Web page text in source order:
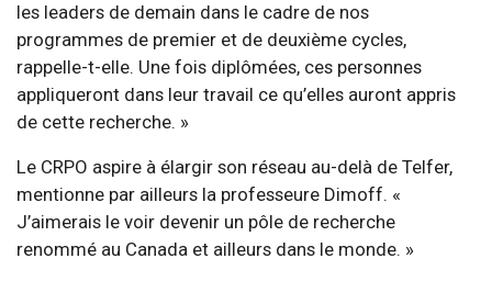
les leaders de demain dans le cadre de nos
programmes de premier et de deuxième cycles,
rappelle-t-elle. Une fois diplômées, ces personnes
appliqueront dans leur travail ce qu’elles auront appris
de cette recherche. »
Le CRPO aspire à élargir son réseau au-delà de Telfer,
mentionne par ailleurs la professeure Dimoff. «
J’aimerais le voir devenir un pôle de recherche
renommé au Canada et ailleurs dans le monde. »